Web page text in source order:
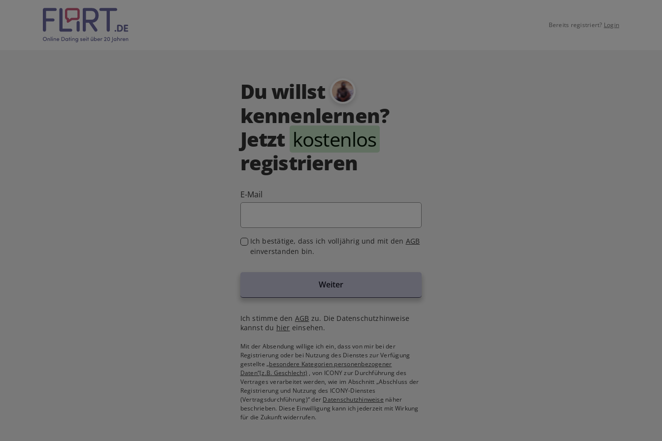
Bereits registriert? Login
Du willst
kennenlernen?
Jetzt kostenlos
registrieren
E-Mail
Ich bestätige, dass ich volljährig und mit den AGB
einverstanden bin.
Weiter
Ich stimme den AGB zu. Die Datenschutzhinweise
kannst du hier einsehen.
Mit der Absendung willige ich ein, dass von mir bei der
Registrierung oder bei Nutzung des Dienstes zur Verfügung
gestellte„besondere Kategorien personenbezogener
Daten“(z.B. Geschlecht) , von ICONY zur Durchführung des
Vertrages verarbeitet werden, wie im Abschnitt „Abschluss der
Registrierung und Nutzung des ICONY-Dienstes
(Vertragsdurchführung)“ der Datenschutzhinweise näher
beschrieben. Diese Einwilligung kann ich jederzeit mit Wirkung
für die Zukunft widerrufen.